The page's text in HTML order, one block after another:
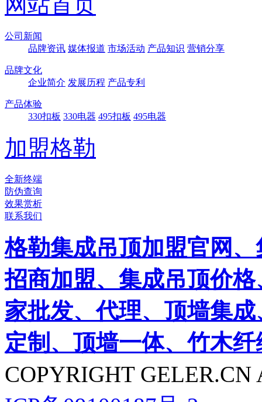
公司新闻
品牌资讯 媒体报道 市场活动 产品知识 营销分享
品牌文化
企业简介 发展历程 产品专利
产品体验
330扣板 330电器 495扣板 495电器
加盟格勒
全新终端
防伪查询
效果赏析
联系我们
格勒集成吊顶加盟官网
招商加盟、集成吊顶价
家批发、代理、顶墙集
定制、顶墙一体、竹木纤
COPYRIGHT